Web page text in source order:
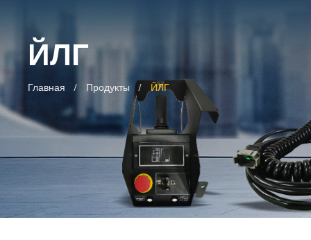
ЙЛГ
Главная Продукты ЙЛГ